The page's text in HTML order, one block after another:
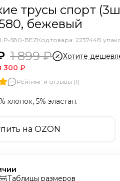
трусы спорт
бежевый
580-BEZКод товара: 223744В
1 899 ₽
300 ₽
Хотите
Рейтинг и отзывы (1)
хлопок, 5% эластан.
на OZON
Таблицы размеров